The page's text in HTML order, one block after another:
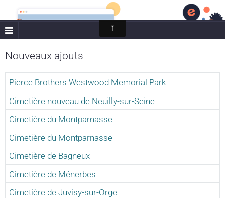
Cimetières du monde
Nouveaux ajouts
Pierce Brothers Westwood Memorial Park
Cimetière nouveau de Neuilly-sur-Seine
Cimetière du Montparnasse
Cimetière du Montparnasse
Cimetière de Bagneux
Cimetière de Ménerbes
Cimetière de Juvisy-sur-Orge